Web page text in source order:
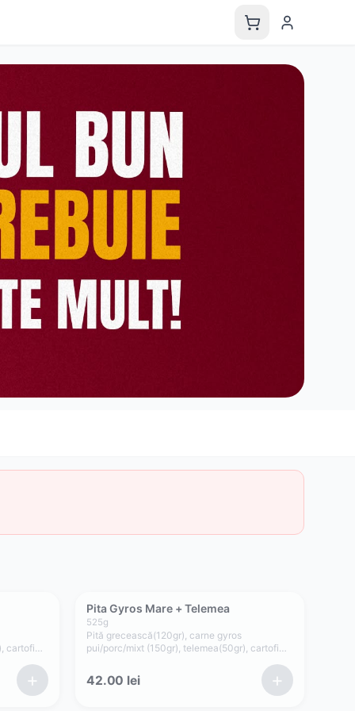
cartofi
+
Pita Gyros Mare + Telemea
525g
Pită grecească(120gr), carne gyros
pui/porc/mixt (150gr), telemea(50gr), cartofi
verde, maioneză de casă cu usturoi(75gr)
42.00 lei +